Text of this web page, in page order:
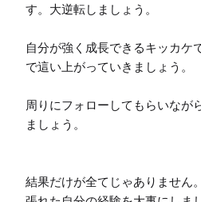
す。大逆転しましょう。
自分が強く成長できるキッカケ
で這い上がっていきましょう。
周りにフォローしてもらいなが
ましょう。
結果だけが全てじゃありません